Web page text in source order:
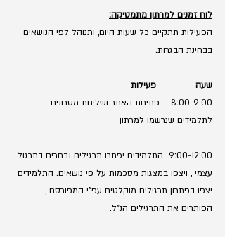
לוח זמנים למרתון מתמטיקה:
הפעילות תתקיים כל שעות היום, ותנוהל לפי הנושאים
בבחינת הבגרות.
שעה              פעילות
8:00-9:00    פתיחת האתר ושליחת מסרונים
לתלמידים שנרשמו למרתון
9:00-12:00  התלמידים יפתרו תרגילים נבחרים בתרגול
עצמי , ויצפו במצגות מסכמות על פי נושאים. התלמידים
יצפו בפתרון תרגילים מוקלטים עפ"י המפורסם ,
הפותרים את התרגילים הנ"ל.